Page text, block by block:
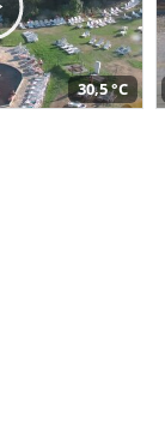
30,5 °C